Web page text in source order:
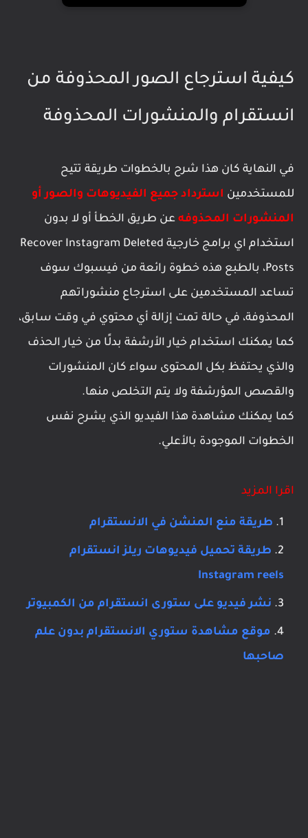
كيفية استرجاع الصور المحذوفة من
انستقرام والمنشورات المحذوفة
في النهاية كان هذا شرح بالخطوات طريقة تتيح
للمستخدمين استرداد جميع الفيديوهات والصور أو
المنشورات المحذوفه عن طريق الخطأ أو لا بدون
استخدام اي برامج خارجية Recover Instagram Deleted
Posts، بالطبع هذه خطوة رائعة من فيسبوك سوف
تساعد المستخدمين على استرجاع منشوراتهم
المحذوفة، في حالة تمت إزالة أي محتوي في وقت سابق،
كما يمكنك استخدام خيار الأرشفة بدلًا من خيار الحذف
والذي يحتفظ بكل المحتوى سواء كان المنشورات
والقصص المؤرشفة ولا يتم التخلص منها.
كما يمكنك مشاهدة هذا الفيديو الذي يشرح نفس
الخطوات الموجودة بالأعلي.
اقرا المزيد
طريقة منع المنشن في الانستقرام
طريقة تحميل فيديوهات ريلز انستقرام
Instagram reels
نشر فيديو على ستورى انستقرام من الكمبيوتر
موقع مشاهدة ستوري الانستقرام بدون علم
صاحبها